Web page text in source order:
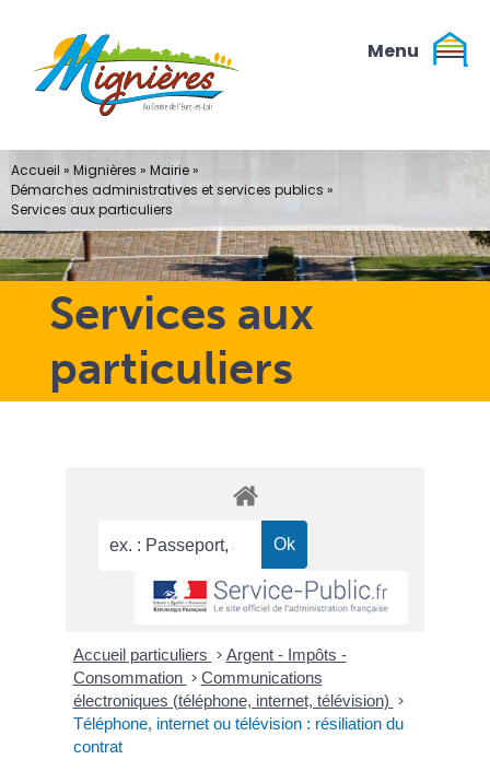
contenu
Services aux
particuliers
Accueil » Mignières » Mairie»
Démarches administratives et services publics »
Services aux particuliers
Accueil particuliers > Argent - Impôts -
Consommation > Communications
électroniques (téléphone, internet, télévision) >
Téléphone, internet ou télévision : résiliation du
contrat